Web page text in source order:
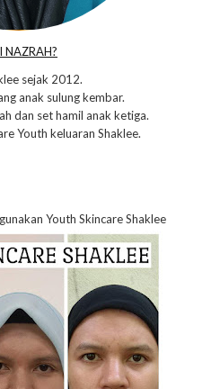
NAZRAH?
sejak 2012.
anak sulung kembar.
dan set hamil anak ketiga.
Youth keluaran Shaklee.
Youth Skincare Shaklee